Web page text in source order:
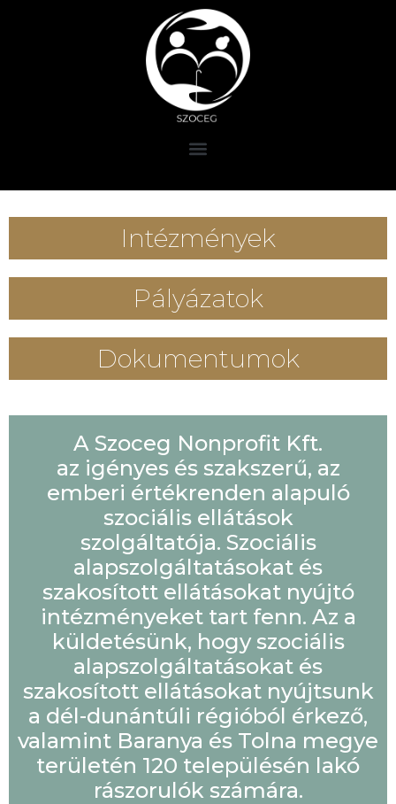
Intézmények
Pályázatok
Dokumentumok
A Szoceg Nonprofit Kft.
az igényes és szakszerű, az
emberi értékrenden alapuló
szociális ellátások
szolgáltatója. Szociális
alapszolgáltatásokat és
szakosított ellátásokat nyújtó
intézményeket tart fenn. Az a
küldetésünk, hogy szociális
alapszolgáltatásokat és
szakosított ellátásokat nyújtsunk
a dél-dunántúli régióból érkező,
valamint Baranya és Tolna megye
területén 120 településén lakó
rászorulók számára.